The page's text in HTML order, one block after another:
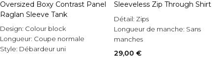
Oversized Boxy Contrast Panel
Raglan Sleeve Tank
Design: Colour block
Longueur: Coupe normale
Style: Débardeur uni
Sleeveless Zip Through Shirt
Détail: Zips
Longueur de manche: Sans
manches
Occasion:
29,00 €